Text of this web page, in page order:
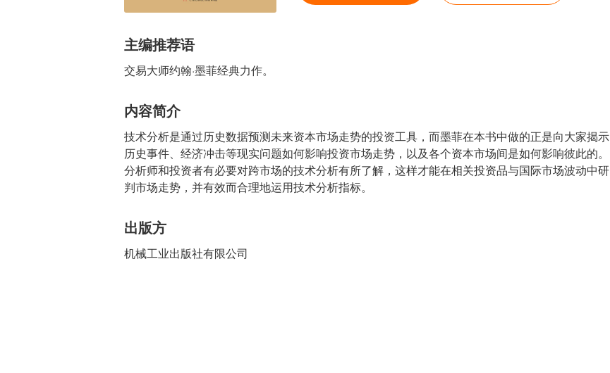
主编推荐语
交易大师约翰·墨菲经典力作。
内容简介
技术分析是通过历史数据预测未来资本市场走势的投资工具，而墨菲在本书中做的正是向大家揭示
历史事件、经济冲击等现实问题如何影响投资市场走势，以及各个资本市场间是如何影响彼此的。
分析师和投资者有必要对跨市场的技术分析有所了解，这样才能在相关投资品与国际市场波动中研
判市场走势，并有效而合理地运用技术分析指标。
出版方
机械工业出版社有限公司